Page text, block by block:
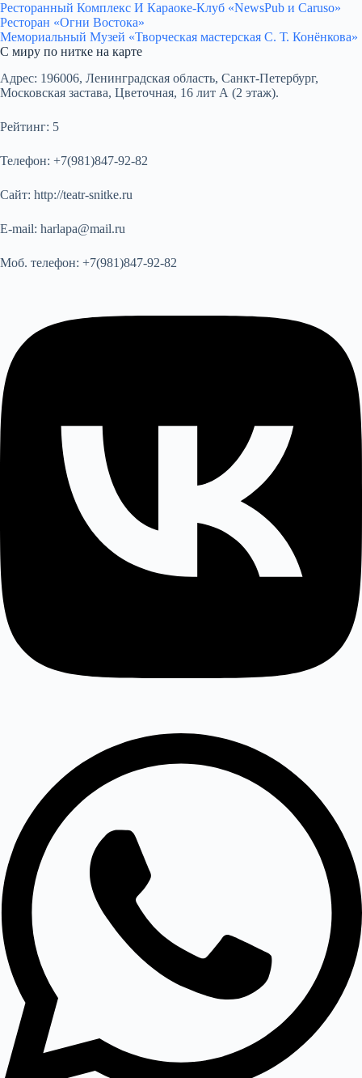
Ресторанный Комплекс И Караоке-Клуб «NewsPub и Caruso»
Ресторан «Огни Востока»
Мемориальный Музей «Творческая мастерская С. Т. Конёнкова»
С миру по нитке на карте
Адрес: 196006, Ленинградская область, Санкт-Петербург,
Московская застава, Цветочная, 16 лит А (2 этаж).
Рейтинг: 5
Телефон: +7(981)847-92-82
Сайт: http://teatr-snitke.ru
E-mail: harlapa@mail.ru
Моб. телефон: +7(981)847-92-82